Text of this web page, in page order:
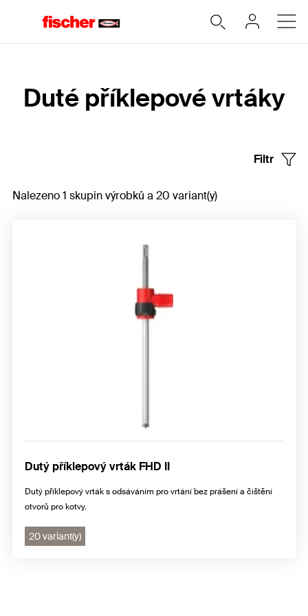
Duté příklepové vrtáky
Filtr
Nalezeno 1 skupin výrobků a 20 variant(y)
Dutý příklepový vrták FHD II
Dutý příklepový vrták s odsáváním pro vrtání bez prášení a čištění
otvorů pro kotvy.
20 variant(y)